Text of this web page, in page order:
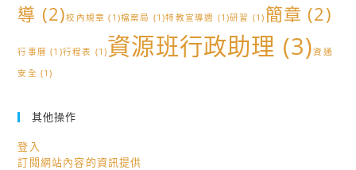
導 (2)校內規章 (1)檔案局 (1)特教宣導週 (1)研習 (1) 簡章 (2)
行事曆 (1)行程表 (1)資源班行政助理 (3)資通
安全 (1)
其他操作
登入
訂閱網站內容的資訊提供